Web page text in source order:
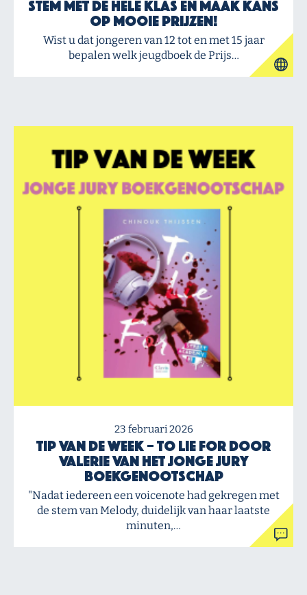
Stem met de hele klas en maak kans
op mooie prijzen!
Wist u dat jongeren van 12 tot en met 15 jaar
bepalen welk jeugdboek de Prijs…
23 februari 2026
Tip van de Week – To Lie For door
Valerie van het Jonge Jury
Boekgenootschap
"Nadat iedereen een voicenote had gekregen met
de stem van Melody, duidelijk van haar laatste
minuten,…